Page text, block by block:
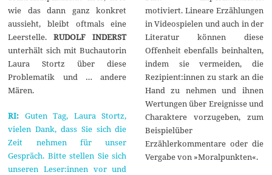
wie das dann ganz konkret
aussieht, bleibt oftmals eine
Leerstelle.RUDOLF INDERST
unterhält sich mit Buchautorin
Laura Stortz über diese
Problematik und … andere
Mären.
RI: Guten Tag, Laura Stortz,
vielen Dank, dass Sie sich die
Zeit nehmen für unser
Gespräch. Bitte stellen Sie sich
unseren Leser:innen vor und
motiviert. Lineare Erzählungen
in Videospielen und auch in der
Literatur können diese
Offenheit ebenfalls beinhalten,
indem sie vermeiden, die
Rezipient:innen zu stark an die
Hand zu nehmen und ihnen
Wertungen über Ereignisse und
Charaktere vorzugeben, zum
Beispielüber
Erzählerkommentare oder die
Vergabe von »Moralpunkten«.